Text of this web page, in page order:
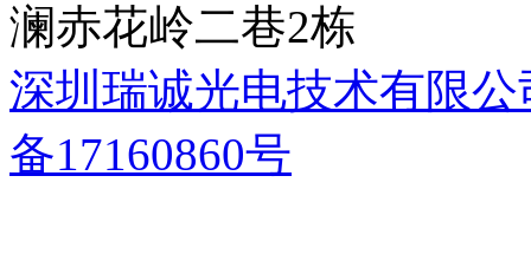
澜赤花岭二巷2栋
深圳瑞诚光电技术有限公
备17160860号